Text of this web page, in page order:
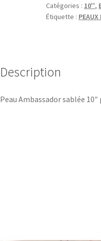
SABLEE
Catégories : 10'',
Étiquette : PEAUX
Description
Peau Ambassador sablée